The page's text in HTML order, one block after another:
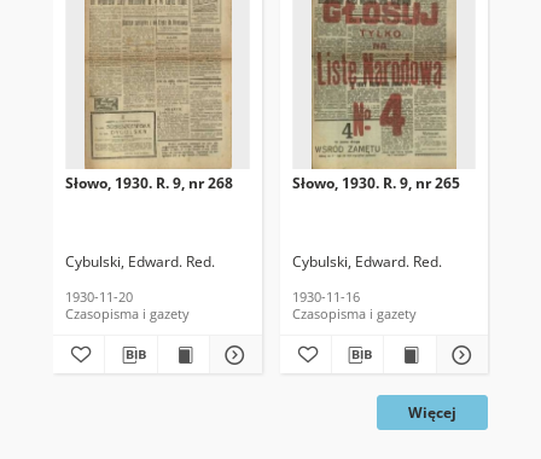
Słowo, 1930. R. 9, nr 268
Cybulski, Edward. Red.
1930-11-20
Czasopisma i gazety
Słowo, 1930. R. 9, nr 265
Cybulski, Edward. Red.
1930-11-16
Czasopisma i gazety
Więcej